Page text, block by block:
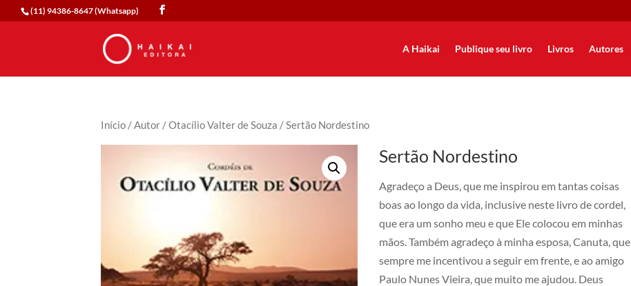
(11) 94386-8647 (Whatsapp)
A Haikai Publique seu livro Livros Autores
Início /Autor /Otacílio Valter de Souza / Sertão Nordestino
Sertão Nordestino
Agradeço a Deus, que me inspirou em tantas coisas
boas ao longo da vida, inclusive neste livro de cordel,
que era um sonho meu e que Ele colocou em minhas
mãos. Também agradeço à minha esposa, Canuta, que
sempre me incentivou a seguir em frente, e ao amigo
Paulo Nunes Vieira, que muito me ajudou. Deus